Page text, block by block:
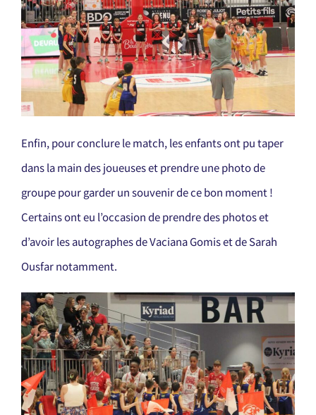
Enfin, pour conclure le match, les enfants ont pu taper
dans la main des joueuses et prendre une photo de
groupe pour garder un souvenir de ce bon moment !
Certains ont eu l’occasion de prendre des photos et
d’avoir les autographes de Vaciana Gomis et de Sarah
Ousfar notamment.